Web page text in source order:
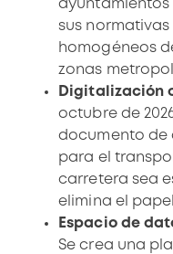
sus
homogéneos
zonas
Digitalización
octubre de
documento de
para el
carretera sea
elimina el
Espacio de
Se crea una